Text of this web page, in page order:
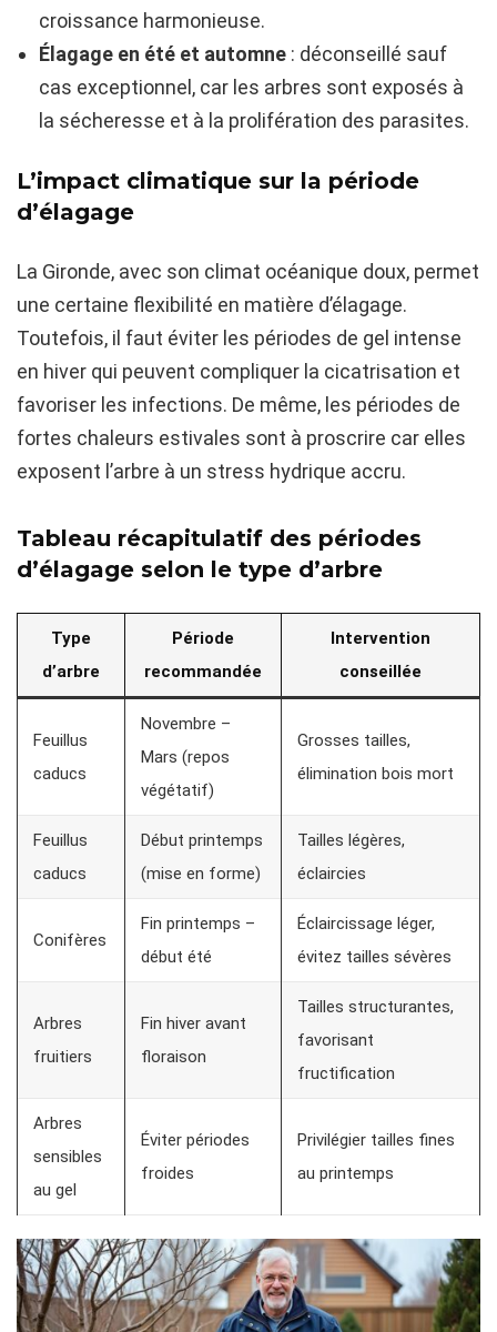
croissance harmonieuse.
Élagage en été et automne : déconseillé sauf
cas exceptionnel, car les arbres sont exposés à
la sécheresse et à la prolifération des parasites.
L’impact climatique sur la période
d’élagage
La Gironde, avec son climat océanique doux, permet
une certaine flexibilité en matière d’élagage.
Toutefois, il faut éviter les périodes de gel intense
en hiver qui peuvent compliquer la cicatrisation et
favoriser les infections. De même, les périodes de
fortes chaleurs estivales sont à proscrire car elles
exposent l’arbre à un stress hydrique accru.
Tableau récapitulatif des périodes
d’élagage selon le type d’arbre
Type
d’arbre
Période
recommandée
Intervention
conseillée
Feuillus
caducs
Novembre –
Mars (repos
végétatif)
Grosses tailles,
élimination bois mort
Feuillus
caducs
Début printemps
(mise en forme)
Tailles légères,
éclaircies
Conifères
Fin printemps –
début été
Éclaircissage léger,
évitez tailles sévères
Arbres
fruitiers
Fin hiver avant
floraison
Tailles structurantes,
favorisant
fructification
Arbres
sensibles
au gel
Éviter périodes
froides
Privilégier tailles fines
au printemps